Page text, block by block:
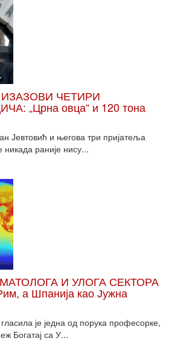
ЧЕТИРИ
„Црна овца“ и 120 тона
Јевтовић и његова три пријатеља
никада раније нису...
И УЛОГА СЕКТОРА
а Шпанија као Јужна
је једна од порука професорке,
Богатај са У...